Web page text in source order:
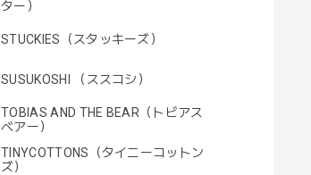
ター）
STUCKIES（スタッキーズ）
SUSUKOSHI （ススコシ）
TOBIAS AND THE BEAR（トビアス
ベアー）
TINYCOTTONS（タイニーコットン
ズ）